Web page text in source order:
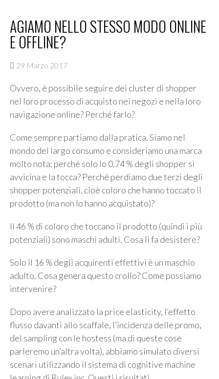
AGIAMO NELLO STESSO MODO ONLINE
E OFFLINE?
29 Marzo 2017
Ovvero, è possibile seguire dei cluster di shopper
nel loro processo di acquisto nei negozi e nella loro
navigazione online? Perché farlo?
Come sempre partiamo dalla pratica. Siamo nel
mondo del largo consumo e consideriamo una marca
molto nota: perché solo lo 0,74 % degli shopper si
avvicina e la tocca? Perché perdiamo due terzi degli
shopper potenziali, cioè coloro che hanno toccato il
prodotto (ma non lo hanno acquistato)?
Il 46 % di coloro che toccano il prodotto (quindi i più
potenziali) sono maschi adulti. Cosa li fa desistere?
Solo il 16 % degli acquirenti effettivi è un maschio
adulto. Cosa genera questo crollo? Come possiamo
intervenire?
Dopo avere analizzato la price elasticity, l’effetto
flusso davanti allo scaffale, l’incidenza delle promo,
del sampling con le hostess (ma di queste cose
parleremo un’altra volta), abbiamo simulato diversi
scenari utilizzando il sistema di cognitive machine